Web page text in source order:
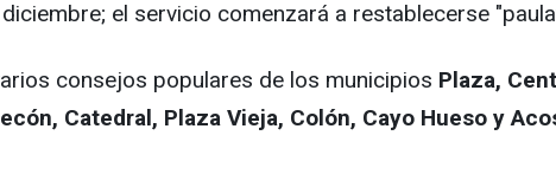
el servicio comenzará a restablecerse
consejos populares de los municipios Plaza,
Catedral, Plaza Vieja, Colón, Cayo Hueso y